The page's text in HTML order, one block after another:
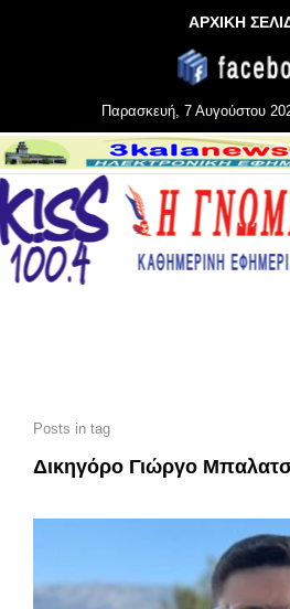
ΑΡΧΙΚΗ
Παρασκευή, 7 Αυγούστου
Posts in tag
Δικηγόρο Γιώργο